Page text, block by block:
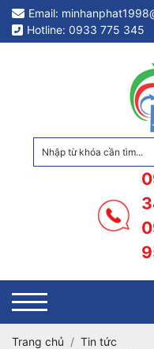
Email:
Hotline: 0933 775 345
Trang chủ
Tin tức